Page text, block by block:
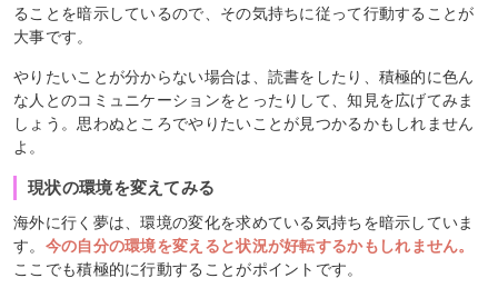
ることを暗示しているので、その気持ちに従って行動することが
大事です。
やりたいことが分からない場合は、読書をしたり、積極的に色ん
な人とのコミュニケーションをとったりして、知見を広げてみま
しょう。思わぬところでやりたいことが見つかるかもしれません
よ。
現状の環境を変えてみる
海外に行く夢は、環境の変化を求めている気持ちを暗示していま
す。 今の自分の環境を変えると状況が好転するかもしれません。
ここでも積極的に行動することがポイントです。